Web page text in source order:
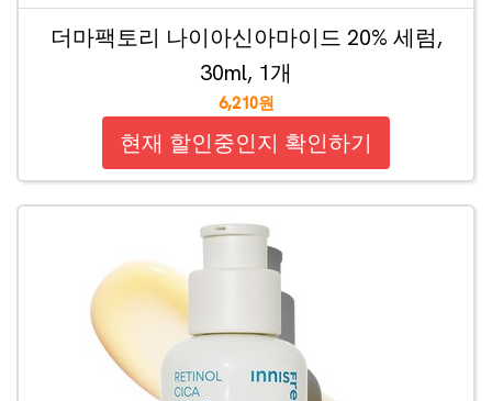
더마팩토리 나이아신아마이드 20% 세럼,
30ml, 1개
6,210원
현재 할인중인지 확인하기